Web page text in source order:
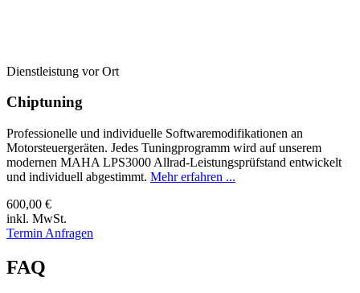
Dienstleistung vor Ort
Chiptuning
Professionelle und individuelle Softwaremodifikationen an
Motorsteuergeräten. Jedes Tuningprogramm wird auf unserem
modernen MAHA LPS3000 Allrad-Leistungsprüfstand entwickelt
und individuell abgestimmt. Mehr erfahren ...
600,00 €
inkl. MwSt.
Termin Anfragen
FAQ